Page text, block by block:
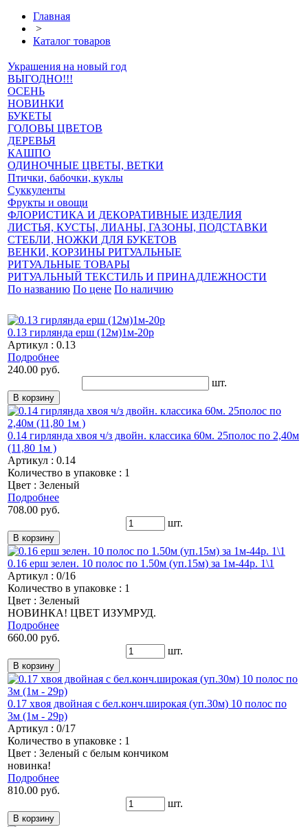
Главная
>
Каталог товаров
Украшения на новый год
ВЫГОДНО!!!
ОСЕНЬ
НОВИНКИ
БУКЕТЫ
ГОЛОВЫ ЦВЕТОВ
ДЕРЕВЬЯ
КАШПО
ОДИНОЧНЫЕ ЦВЕТЫ, ВЕТКИ
Птички, бабочки, куклы
Суккуленты
Фрукты и овощи
ФЛОРИСТИКА И ДЕКОРАТИВНЫЕ ИЗДЕЛИЯ
ЛИСТЬЯ, КУСТЫ, ЛИАНЫ, ГАЗОНЫ, ПОДСТАВКИ
СТЕБЛИ, НОЖКИ ДЛЯ БУКЕТОВ
ВЕНКИ, КОРЗИНЫ РИТУАЛЬНЫЕ
РИТУАЛЬНЫЕ ТОВАРЫ
РИТУАЛЬНЫЙ ТЕКСТИЛЬ И ПРИНАДЛЕЖНОСТИ
По названию По цене По наличию
0.13 гирлянда ерш (12м)1м-20р
Артикул : 0.13
Подробнее
240.00 руб.
шт.
0.14 гирлянда хвоя ч/з двойн. классика 60м. 25полос по 2,40м
(11,80 1м )
Артикул : 0.14
Количество в упаковке : 1
Цвет : Зеленый
Подробнее
708.00 руб.
шт.
0.16 ерш зелен. 10 полос по 1.50м (уп.15м) за 1м-44р. 1\1
Артикул : 0/16
Количество в упаковке : 1
Цвет : Зеленый
НОВИНКА! ЦВЕТ ИЗУМРУД.
Подробнее
660.00 руб.
шт.
0.17 хвоя двойная с бел.конч.широкая (уп.30м) 10 полос по
3м (1м - 29р)
Артикул : 0/17
Количество в упаковке : 1
Цвет : Зеленый с белым кончиком
новинка!
Подробнее
810.00 руб.
шт.